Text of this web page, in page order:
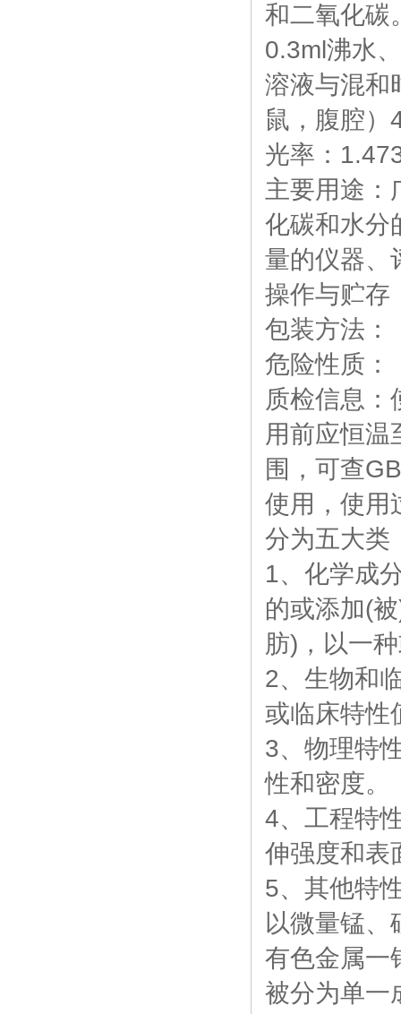
和二氧化碳
0.3ml沸水
溶液与混和
鼠，腹腔
光率：
主要用途：
化碳和水分
量的仪器、
操作与贮存
包装方法：
危险性质：
质检信息
用前应恒
围，可查
使用，使用
分为五大类
1、化学成
的或添加(
肪)，以一
2、生物和
或临床特性
3、物理特
性和密度。
4、工程特
伸强度和表
5、其他特
以微量锰
有色金属一
被分为单一